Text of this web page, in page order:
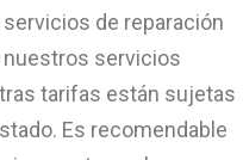
de reparación
nuestros servicios
tarifas están sujetas
Es recomendable